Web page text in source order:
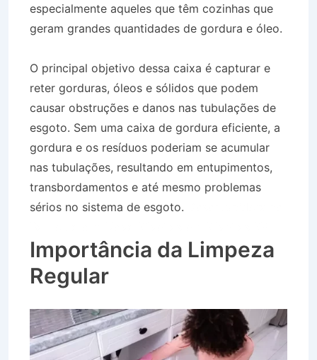
especialmente aqueles que têm cozinhas que
geram grandes quantidades de gordura e óleo.
O principal objetivo dessa caixa é capturar e
reter gorduras, óleos e sólidos que podem
causar obstruções e danos nas tubulações de
esgoto. Sem uma caixa de gordura eficiente, a
gordura e os resíduos poderiam se acumular
nas tubulações, resultando em entupimentos,
transbordamentos e até mesmo problemas
sérios no sistema de esgoto.
Importância da Limpeza
Regular